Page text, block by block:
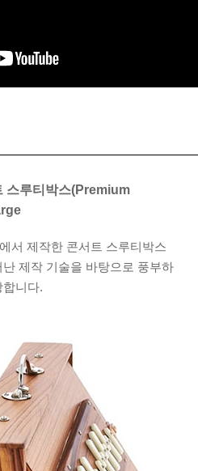
스루티박스(Premium
서 제작한 콘서트 스루티박스
제작 기술을 바탕으로 풍부하
니다.